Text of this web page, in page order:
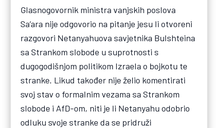
Glasnogovornik ministra vanjskih poslova
Sa’ara nije odgovorio na pitanje jesu li otvoreni
razgovori Netanyahuova savjetnika Bulshteina
sa Strankom slobode u suprotnosti s
dugogodišnjom politikom Izraela o bojkotu te
stranke. Likud također nije želio komentirati
svoj stav o formalnim vezama sa Strankom
slobode i AfD-om, niti je li Netanyahu odobrio
odluku svoje stranke da se pridruži